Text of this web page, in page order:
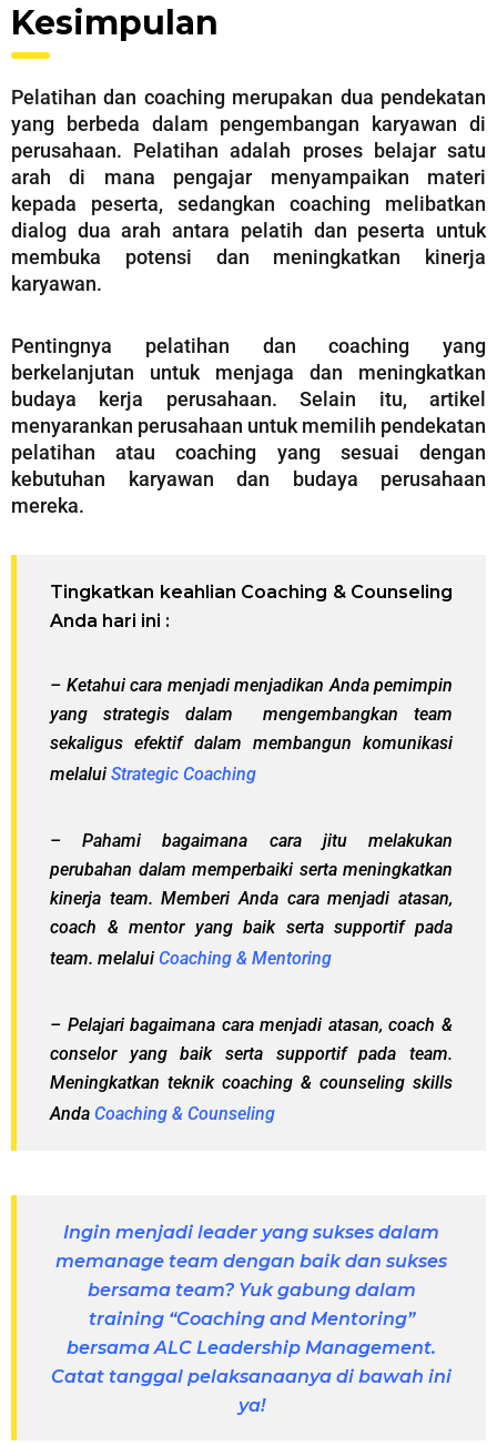
Kesimpulan
Pelatihan dan coaching merupakan dua pendekatan
yang berbeda dalam pengembangan karyawan di
perusahaan. Pelatihan adalah proses belajar satu
arah di mana pengajar menyampaikan materi
kepada peserta, sedangkan coaching melibatkan
dialog dua arah antara pelatih dan peserta untuk
membuka potensi dan meningkatkan kinerja
karyawan.
Pentingnya pelatihan dan coaching yang
berkelanjutan untuk menjaga dan meningkatkan
budaya kerja perusahaan. Selain itu, artikel
menyarankan perusahaan untuk memilih pendekatan
pelatihan atau coaching yang sesuai dengan
kebutuhan karyawan dan budaya perusahaan
mereka.
Tingkatkan keahlian Coaching & Counseling
Anda hari ini :
– Ketahui cara menjadi menjadikan Anda pemimpin
yang strategis dalam mengembangkan team
sekaligus efektif dalam membangun komunikasi
melalui Strategic Coaching
– Pahami bagaimana cara jitu melakukan
perubahan dalam memperbaiki serta meningkatkan
kinerja team. Memberi Anda cara menjadi atasan,
coach & mentor yang baik serta supportif pada
team. melalui Coaching & Mentoring
– Pelajari bagaimana cara menjadi atasan, coach &
conselor yang baik serta supportif pada team.
Meningkatkan teknik coaching & counseling skills
Anda Coaching & Counseling
Ingin menjadi leader yang sukses dalam
memanage team dengan baik dan sukses
bersama team? Yuk gabung dalam
training “Coaching and Mentoring”
bersama ALC Leadership Management.
Catat tanggal pelaksanaanya di bawah ini
ya!